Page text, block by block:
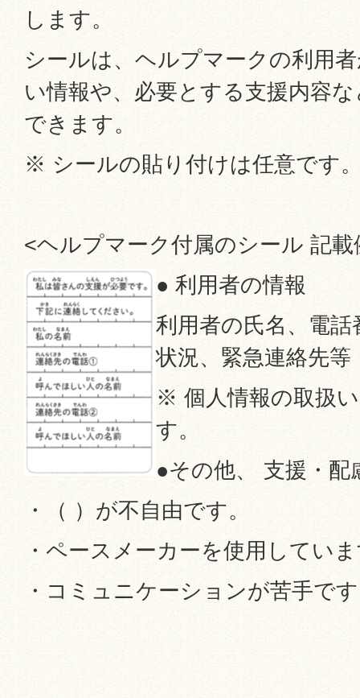
します。
シールは、ヘルプマークの利用
い情報や、必要とする支援内容
できます。
※ シールの貼り付けは任意です
<ヘルプマーク付属のシール 記載
● 利用者の情報
利用者の氏名、電
状況、緊急連絡先等
※ 個人情報の取扱
す。
●その他、 支援・
・（ ）が不自由です。
・ペースメーカーを使用してい
・コミュニケーションが苦手で